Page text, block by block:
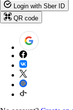
Login with Sber ID
QR code